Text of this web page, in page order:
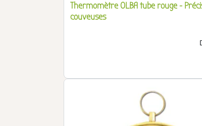
Thermomètre OLBA tube rouge -
couveuses